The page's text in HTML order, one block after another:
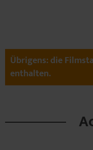
Übrigens: die
enthalten.